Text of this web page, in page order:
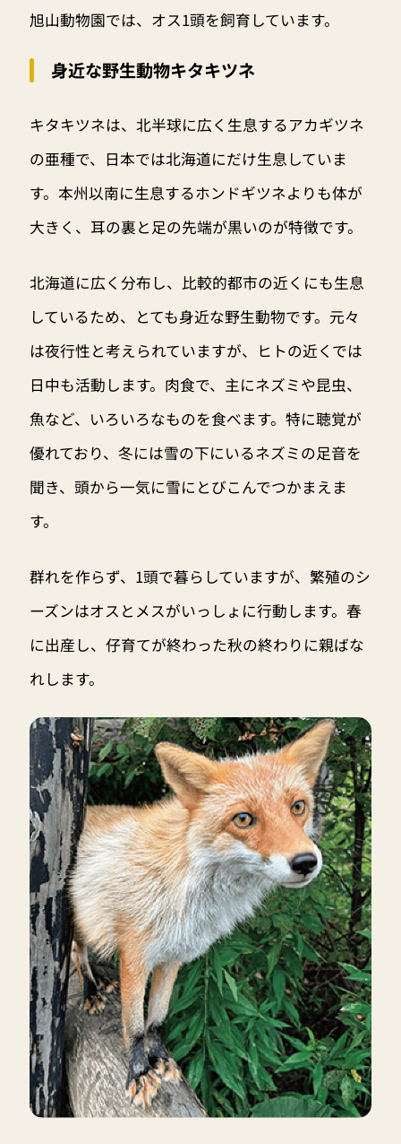
旭山動物園では、オス1頭を飼育しています。
身近な野生動物キタキツネ
キタキツネは、北半球に広く生息するアカギツネ
の亜種で、日本では北海道にだけ生息していま
す。本州以南に生息するホンドギツネよりも体が
大きく、耳の裏と足の先端が黒いのが特徴です。
北海道に広く分布し、比較的都市の近くにも生息
しているため、とても身近な野生動物です。元々
は夜行性と考えられていますが、ヒトの近くでは
日中も活動します。肉食で、主にネズミや昆虫、
魚など、いろいろなものを食べます。特に聴覚が
優れており、冬には雪の下にいるネズミの足音を
聞き、頭から一気に雪にとびこんでつかまえま
す。
群れを作らず、1頭で暮らしていますが、繁殖のシ
ーズンはオスとメスがいっしょに行動します。春
に出産し、仔育てが終わった秋の終わりに親ばな
れします。